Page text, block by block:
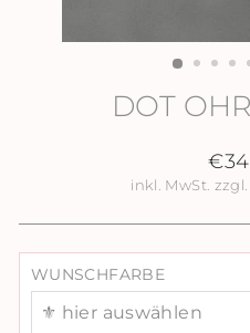
DOT
Preis
inkl. MwSt. zzgl.
WUNSCHFARBE
⚜️ hier auswählen